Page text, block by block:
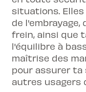
situations.
de
frein, ainsi que
l'équilibre à
maîtrise des
pour assurer ta
autres usagers